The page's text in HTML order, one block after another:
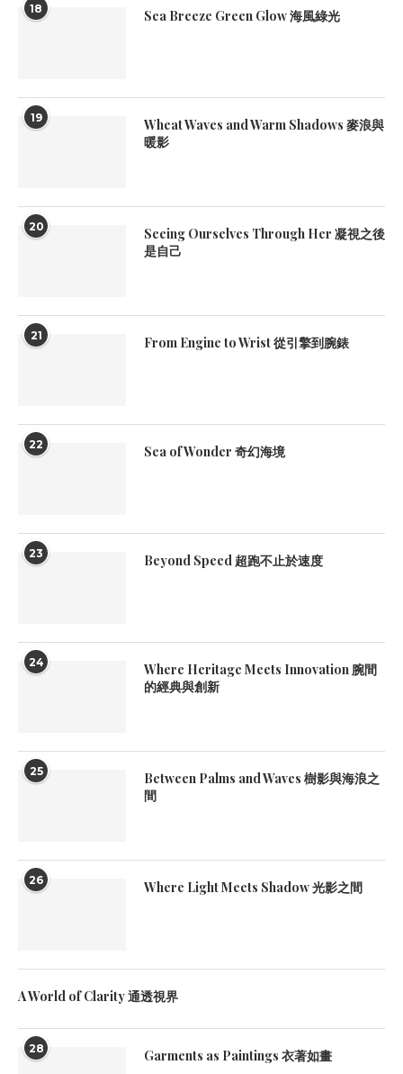
18 Sea Breeze Green Glow 海風綠光
19
Wheat Waves and Warm Shadows 麥浪與
暖影
20
Seeing Ourselves Through Her 凝視之後
是自己
21 From Engine to Wrist 從引擎到腕錶
22 Sea of Wonder 奇幻海境
23 Beyond Speed 超跑不止於速度
24
Where Heritage Meets Innovation 腕間
的經典與創新
25
Between Palms and Waves 樹影與海浪之
間
26 Where Light Meets Shadow 光影之間
A World of Clarity 通透視界
28 Garments as Paintings 衣著如畫